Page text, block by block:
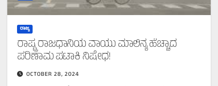
ರಾಜ್ಯ
ರಾಷ್ಟ್ರ ರಾಜಧಾನಿಯ ವಾಯು ಮಾಲಿನ್ಯ ಹೆಚ್ಚಾದ
ಪರಿಣಾಮ ಪಟಾಕಿ ನಿಷೇಧ!
OCTOBER 28, 2024